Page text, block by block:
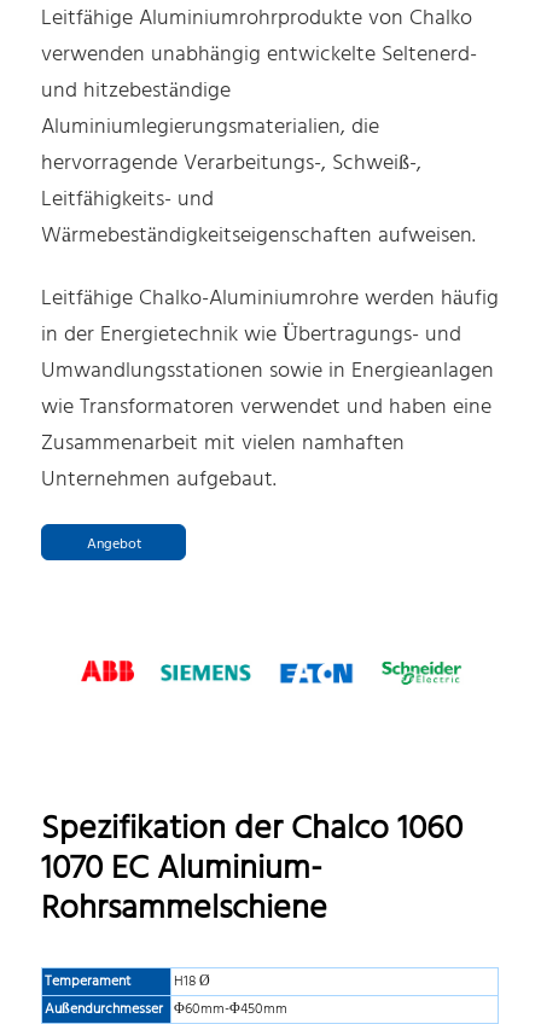
Leitfähige Aluminiumrohrprodukte von Chalko
verwenden unabhängig entwickelte Seltenerd-
und hitzebeständige
Aluminiumlegierungsmaterialien, die
hervorragende Verarbeitungs-, Schweiß-,
Leitfähigkeits- und
Wärmebeständigkeitseigenschaften aufweisen.
Leitfähige Chalko-Aluminiumrohre werden häufig
in der Energietechnik wie Übertragungs- und
Umwandlungsstationen sowie in Energieanlagen
wie Transformatoren verwendet und haben eine
Zusammenarbeit mit vielen namhaften
Unternehmen aufgebaut.
Angebot
Spezifikation der Chalco 1060
1070 EC Aluminium-
Rohrsammelschiene
Temperament
H18 Ø
Außendurchmesser Φ60mm-Φ450mm